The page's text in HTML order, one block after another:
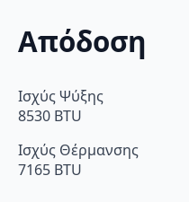
Απόδοση
Ισχύς Ψύξης
8530 BTU
Ισχύς Θέρμανσης
7165 BTU